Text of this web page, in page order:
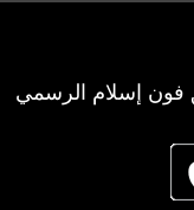
إسلام الرسمي